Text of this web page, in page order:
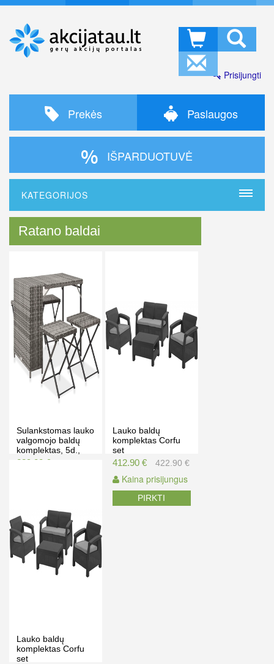
Prisijungti
Prekės Paslaugos
IŠPARDUOTUVĖ
KATEGORIJOS
Ratano baldai
Sulankstomas lauko
valgomojo baldų
komplektas, 5d.,
pilkas, poliratanas
229.00 €
Lauko baldų
komplektas Corfu
set
412.90 €
Kaina prisijungus
422.90 €
PIRKTI
Lauko baldų
komplektas Corfu
set